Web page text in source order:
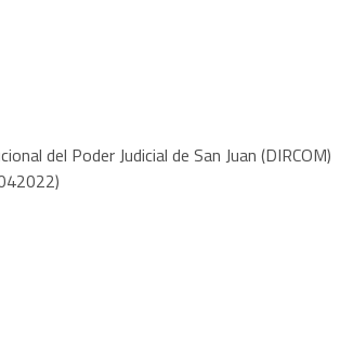
del Poder Judicial de San Juan (DIRCOM)